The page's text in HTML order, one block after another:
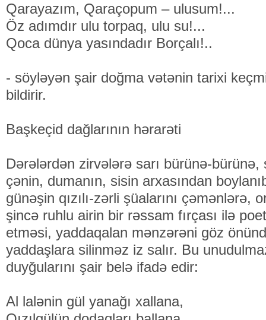
Qarayazım, Qaraçopum – ulusum!...
Öz adımdır ulu torpaq, ulu su!...
Qoca dünya yasındadır Borçalı!..
- söyləyən şair doğma vətənin tarixi
bildirir.
Başkeçid dağlarının hərarəti
Dərələrdən zirvələrə sarı bürünə-
çənin, dumanın, sisin arxasından
günəşin qızılı-zərli şüalarını çəmənlərə,
şincə ruhlu airin bir rəssam fırçası ilə
etməsi, yaddaqalan mənzərəni göz
yaddaşlara silinməz iz salır. Bu
duyğularını şair belə ifadə edir:
Al lalənin gül yanağı xallana,